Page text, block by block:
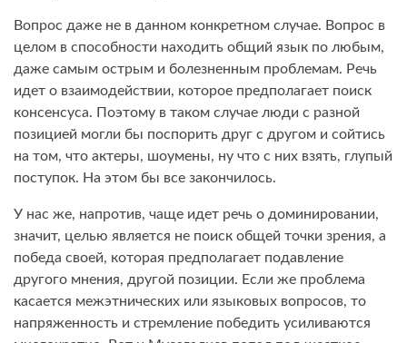
Вопрос даже не в данном конкретном случае. Вопрос в
целом в способности находить общий язык по любым,
даже самым острым и болезненным проблемам. Речь
идет о взаимодействии, которое предполагает поиск
консенсуса. Поэтому в таком случае люди с разной
позицией могли бы поспорить друг с другом и сойтись
на том, что актеры, шоумены, ну что с них взять, глупый
поступок. На этом бы все закончилось.
У нас же, напротив, чаще идет речь о доминировании,
значит, целью является не поиск общей точки зрения, а
победа своей, которая предполагает подавление
другого мнения, другой позиции. Если же проблема
касается межэтнических или языковых вопросов, то
напряженность и стремление победить усиливаются